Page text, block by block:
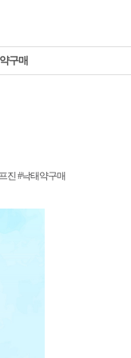
구매
진 #낙태약구매